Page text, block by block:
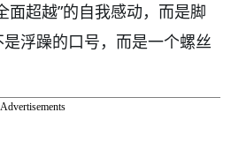
面超越”的自我感动，而是脚
浮躁的口号，而是一个螺丝
Advertisements